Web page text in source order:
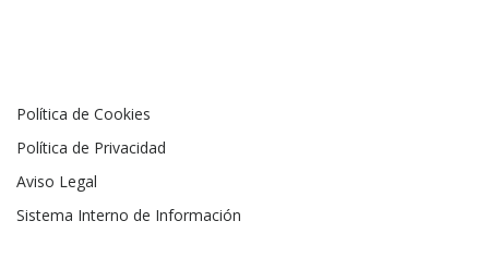
Política de Cookies
Política de Privacidad
Aviso Legal
Sistema Interno de Información